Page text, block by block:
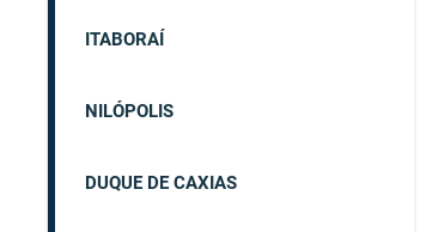
ITABORAÍ
NILÓPOLIS
DUQUE DE CAXIAS